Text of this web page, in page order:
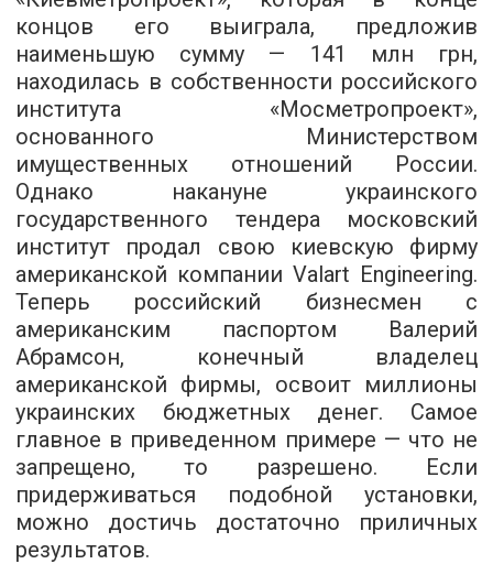
концов его выиграла, предложив
наименьшую сумму — 141 млн грн,
находилась в собственности российского
института «Мосметропроект»,
основанного Министерством
имущественных отношений России.
Однако накануне украинского
государственного тендера московский
институт продал свою киевскую фирму
американской компании Valart Engineering.
Теперь российский бизнесмен с
американским паспортом Валерий
Абрамсон, конечный владелец
американской фирмы, освоит миллионы
украинских бюджетных денег. Самое
главное в приведенном примере — что не
запрещено, то разрешено. Если
придерживаться подобной установки,
можно достичь достаточно приличных
результатов.